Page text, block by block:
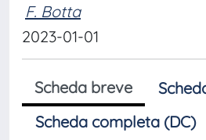
F. Botta
2023-01-01
Scheda breve
Scheda completa (DC)